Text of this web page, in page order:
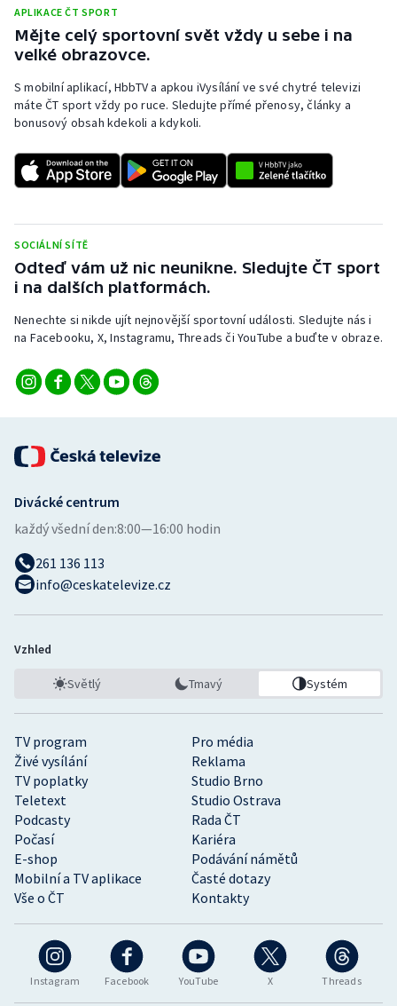
Ragby
Rychlobruslení
Rychlostní kanoistika
Sportovní střelba
Stolní tenis
Triatlon
Volejbal
APLIKACE ČT SPORT
Mějte celý sportovní svět vždy u sebe i na
velké obrazovce.
S mobilní aplikací, HbbTV a apkou iVysílání ve své chytré televizi
máte ČT sport vždy po ruce. Sledujte přímé přenosy, články a
bonusový obsah kdekoli a kdykoli.
SOCIÁLNÍ SÍTĚ
Odteď vám už nic neunikne. Sledujte ČT sport
i na dalších platformách.
Nenechte si nikde ujít nejnovější sportovní události. Sledujte nás i
na Facebooku, X, Instagramu, Threads či YouTube a buďte v obraze.
Instagram Facebook YouTube X Threads
TV program
Pro média
Živé vysílání
Reklama
TV poplatky
Studio Brno
Teletext
Studio Ostrava
Podcasty
Rada ČT
Počasí
Kariéra
E-shop
Podávání námětů
Mobilní a TV aplikace
Časté dotazy
Vše o ČT
Kontakty
Divácké centrum
každý všední den:8:00—16:00 hodin
261 136 113
info@ceskatelevize.cz
Vzhled
Světlý Tmavý Systém